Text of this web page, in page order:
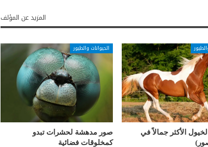
المزيد عن المؤلف
الأكثر جمالاً في
الحيوانات والطيور
صور مدهشة لحشرات تبدو
كمخلوقات فضائية